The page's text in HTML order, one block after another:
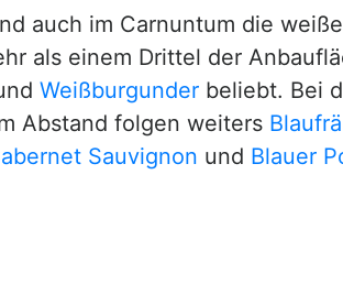
auch im Carnuntum die
als einem Drittel der
Weißburgunder beliebt. Bei
Abstand folgen weiters
Sauvignon und Blauer